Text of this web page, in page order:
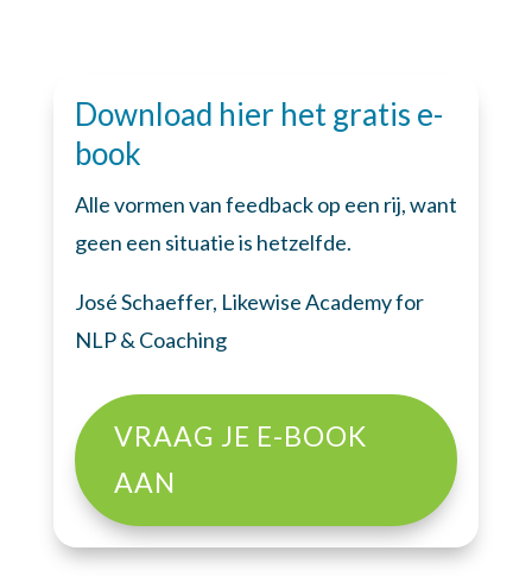
Download hier het gratis e-
book
Alle vormen van feedback op een rij, want
geen een situatie is hetzelfde.
José Schaeffer, Likewise Academy for
NLP & Coaching
VRAAG JE E-BOOK
AAN